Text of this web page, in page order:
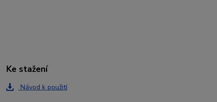
Ke stažení
Návod k použití